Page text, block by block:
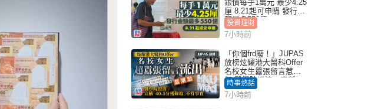
銀債每手1萬元 最少4.25
厘 8.21起可申購 發行金
額最多550億
投資理財
7小時前
「你個frd廢！」JUPAS
放榜炫耀港大醫科Offer
名校女生囂張留言惹眾
怒 醫學院澄清：宣稱
「40.5分獲錄取」不符事
實｜Juicy叮
時事熱話
7小時前